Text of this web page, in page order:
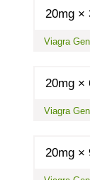
20mg ×
Viagra
20mg ×
Viagra
20mg ×